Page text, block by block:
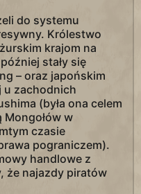
do systemu
Królestwo
krajom na
stały się
– oraz japońskim
u zachodnich
(była ona celem
w
czasie
pograniczem).
handlowe z
że najazdy piratów